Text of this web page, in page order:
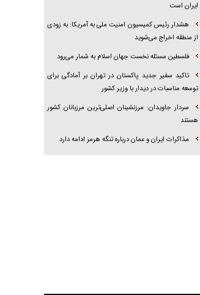
ایران است
هشدار رئیس کمیسیون امنیت ملی به آمریکا: به زودی
از منطقه اخراج می‌شوید
فلسطین مسئله نخست جهان اسلام به شمار می‌رود
تاکید سفیر جدید پاکستان در تهران بر آمادگی برای
توسعه مناسبات در دیدار با وزیر کشور
سردار جاویدان: مرزنشینان اصلی‌ترین مرزبانان کشور
هستند
مذاکرات ایران و عمان درباره تنگه هرمز ادامه دارد